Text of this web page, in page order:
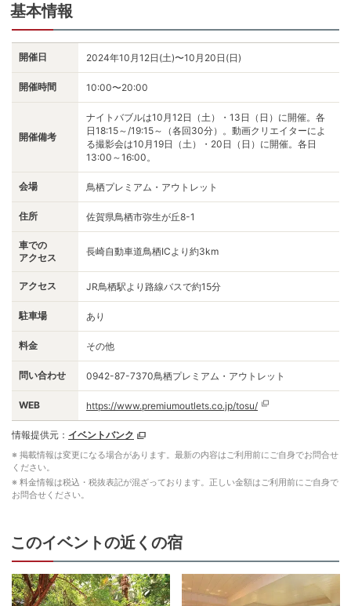
基本情報
開催日 2024年10月12日(土)〜10月20日(日)
開催時間 10:00〜20:00
開催備考
ナイトバブルは10月12日（土）・13日（日）に開催。各
日18:15～/19:15～（各回30分）。動画クリエイターによ
る撮影会は10月19日（土）・20日（日）に開催。各日
13:00～16:00。
会場 鳥栖プレミアム・アウトレット
住所 佐賀県鳥栖市弥生が丘8-1
車での
アクセス
長崎自動車道鳥栖ICより約3km
アクセス JR鳥栖駅より路線バスで約15分
駐車場 あり
料金 その他
問い合わせ 0942-87-7370鳥栖プレミアム・アウトレット
WEB https://www.premiumoutlets.co.jp/tosu/
情報提供元： イベントバンク
※ 掲載情報は変更になる場合があります。最新の内容はご利用前にご自身でお問合せ
ください。
※ 料金情報は税込・税抜表記が混ざっております。正しい金額はご利用前にご自身で
お問合せください。
このイベントの近くの宿